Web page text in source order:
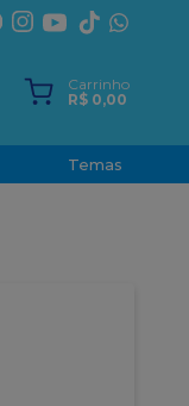
Carrinho
R$ 0,00
Temas